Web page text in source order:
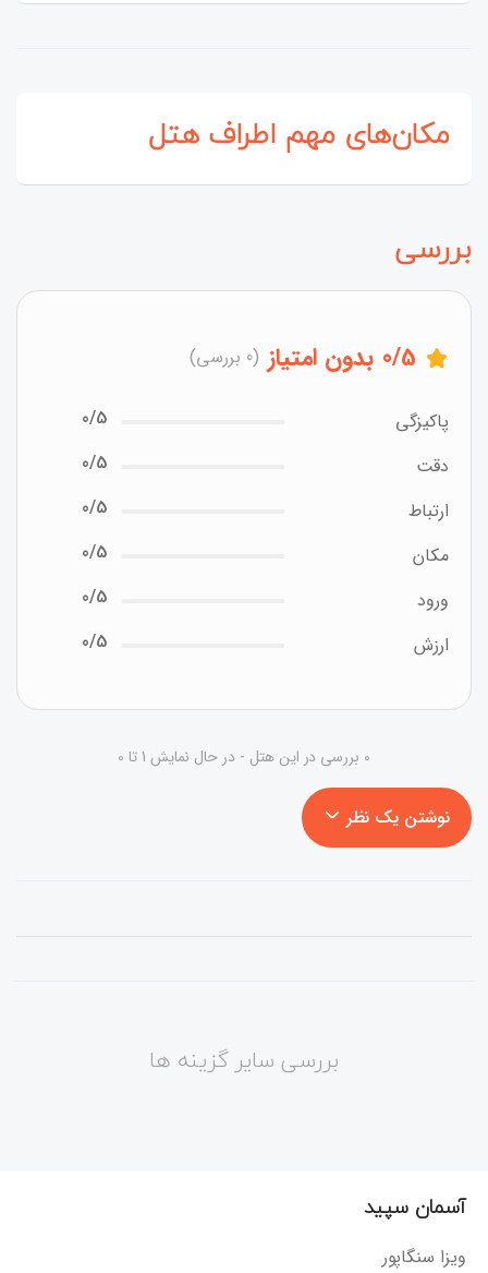
مکان‌های مهم اطراف هتل
بررسی
0/5 بدون امتیاز (0 بررسی)
پاکیزگی
0/5
دقت
0/5
ارتباط
0/5
مکان
0/5
ورود
0/5
ارزش
0/5
0 بررسی در این هتل - در حال نمایش 1 تا 0
نوشتن یک نظر
بررسی سایر گزینه ها
آسمان سپید
ویزا سنگاپور